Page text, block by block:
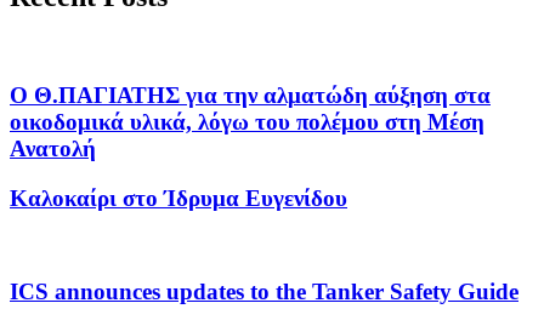
Ο Θ.ΠΑΓΙΑΤΗΣ για την αλματώδη αύξηση στα
οικοδομικά υλικά, λόγω του πολέμου στη Μέση
Ανατολή
Καλοκαίρι στο Ίδρυμα Ευγενίδου
ICS announces updates to the Tanker Safety Guide